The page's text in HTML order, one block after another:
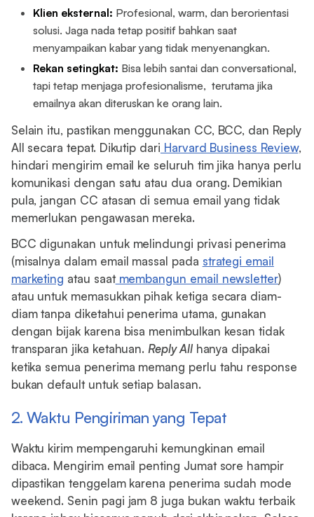
Klien eksternal: Profesional, warm, dan berorientasi
solusi. Jaga nada tetap positif bahkan saat
menyampaikan kabar yang tidak menyenangkan.
Rekan setingkat: Bisa lebih santai dan conversational,
tapi tetap menjaga profesionalisme, terutama jika
emailnya akan diteruskan ke orang lain.
Selain itu, pastikan menggunakan CC, BCC, dan Reply
All secara tepat. Dikutip dari Harvard Business Review,
hindari mengirim email ke seluruh tim jika hanya perlu
komunikasi dengan satu atau dua orang. Demikian
pula, jangan CC atasan di semua email yang tidak
memerlukan pengawasan mereka.
BCC digunakan untuk melindungi privasi penerima
(misalnya dalam email massal pada strategi email
marketing atau saatmembangun email newsletter)
atau untuk memasukkan pihak ketiga secara diam-
diam tanpa diketahui penerima utama, gunakan
dengan bijak karena bisa menimbulkan kesan tidak
transparan jika ketahuan. Reply Allhanya dipakai
ketika semua penerima memang perlu tahu response
bukan default untuk setiap balasan.
2. Waktu Pengiriman yang Tepat
Waktu kirim mempengaruhi kemungkinan email
dibaca. Mengirim email penting Jumat sore hampir
dipastikan tenggelam karena penerima sudah mode
weekend. Senin pagi jam 8 juga bukan waktu terbaik